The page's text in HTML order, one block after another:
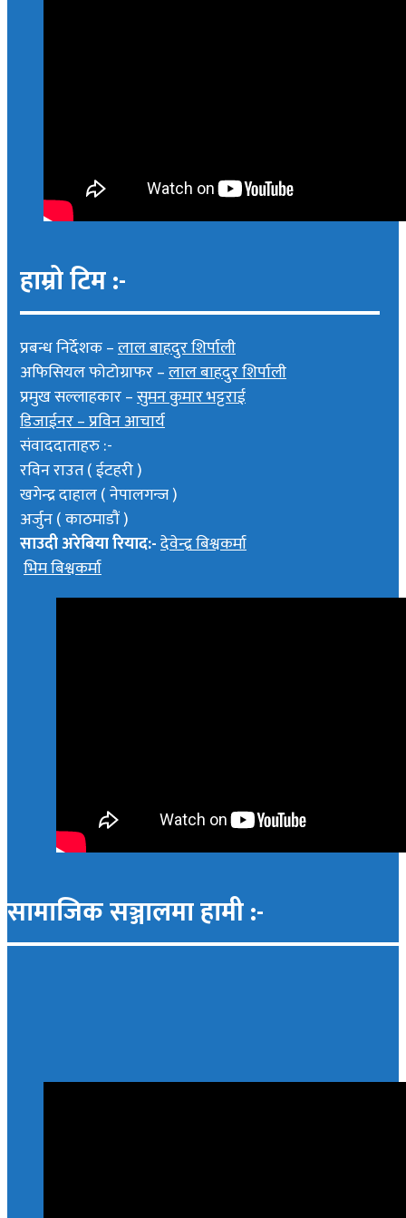
हाम्रो टिम :-
प्रबन्ध निर्देशक –लाल बाहदुर शिर्पाली
अफिसियल फोटोग्राफर –लाल बाहदुर शिर्पाली
प्रमुख सल्लाहकार –सुमन कुमार भट्टराई
डिजाईनर – प्रविन आचार्य
संवाददाताहरु :-
रविन राउत ( ईटहरी )
खगेन्द्र दाहाल ( नेपालगन्ज )
अर्जुन ( काठमाडौं )
साउदी अरेबिया रियाद:-देवेन्द्र बिश्वकर्मा
भिम बिश्वकर्मा
सामाजिक सञ्जालमा हामी :-